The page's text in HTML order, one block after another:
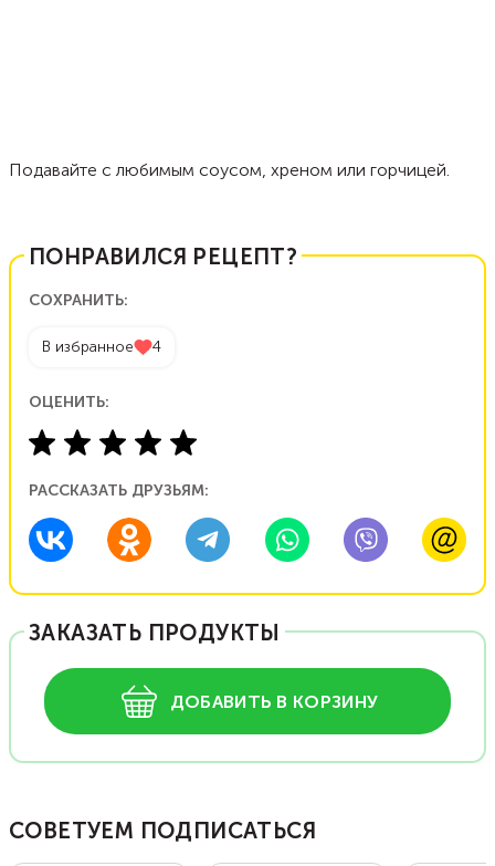
Подавайте с любимым соусом, хреном или горчицей.
ПОНРАВИЛСЯ РЕЦЕПТ?
СОХРАНИТЬ:
В избранное 4
ОЦЕНИТЬ:
РАССКАЗАТЬ ДРУЗЬЯМ:
ЗАКАЗАТЬ ПРОДУКТЫ
ДОБАВИТЬ В КОРЗИНУ
СОВЕТУЕМ ПОДПИСАТЬСЯ